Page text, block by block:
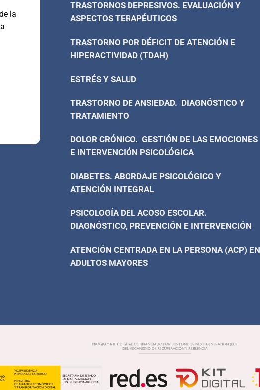
la
TRASTORNOS DEPRESIVOS. EVALUACIÓN Y
ASPECTOS TERAPÉUTICOS
TRASTORNO POR DÉFICIT DE ATENCIÓN E
HIPERACTIVIDAD (TDAH)
ESTRÉS Y SALUD
TRASTORNO DE ANSIEDAD. DIAGNÓSTICO Y
TRATAMIENTO
DOLOR CRÓNICO. GESTIÓN DE LAS EMOCIONES
E INTERVENCIÓN PSICOLÓGICA
DIABETES. ABORDAJE PSICOLÓGICO Y
ATENCIÓN INTEGRAL
PSICOLOGÍA DEL ACOSO ESCOLAR.
DIAGNÓSTICO, PREVENCIÓN E INTERVENCIÓN
ATENCIÓN CENTRADA EN LA PERSONA (ACP) EN
ADULTOS MAYORES